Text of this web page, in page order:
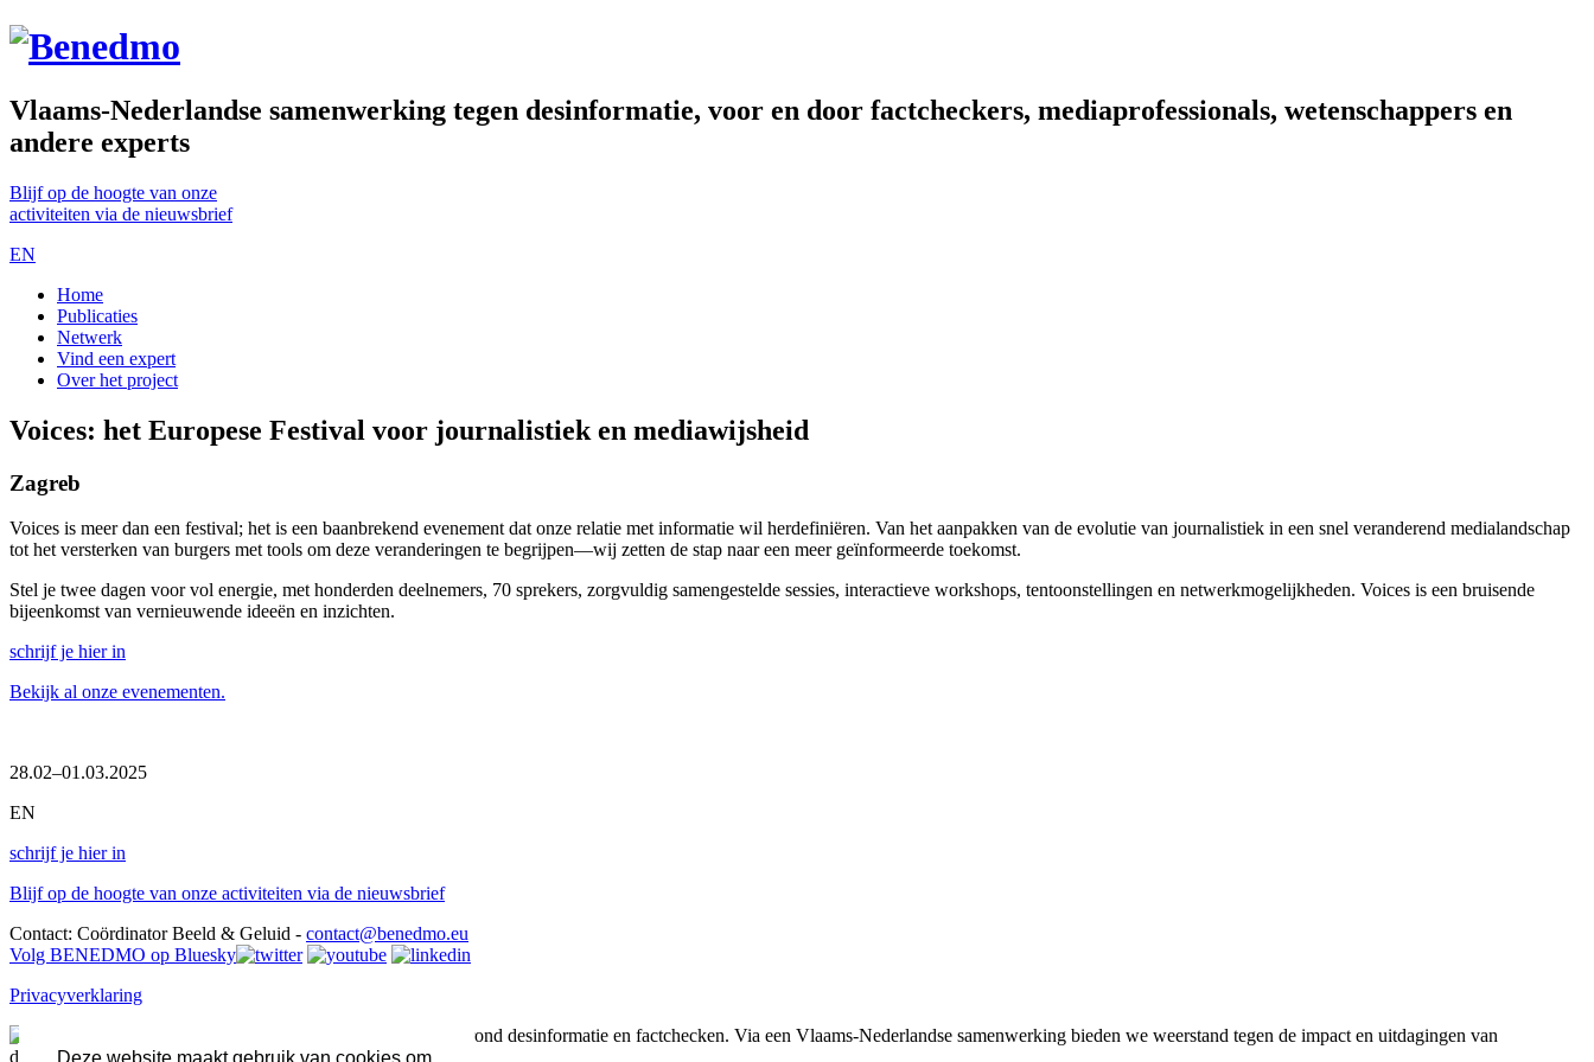
Vlaams-Nederlandse samenwerking tegen desinformatie, voor en door factcheckers, mediaprofessionals, wetenschappers en
andere experts
Blijf op de hoogte van onze
activiteiten via de nieuwsbrief
EN
Home
Publicaties
Netwerk
Vind een expert
Over het project
Voices: het Europese Festival voor journalistiek en mediawijsheid
Zagreb
Voices is meer dan een festival; het is een baanbrekend evenement dat onze relatie met informatie wil herdefiniëren. Van het aanpakken van de evolutie van journalistiek in een snel veranderend medialandschap
tot het versterken van burgers met tools om deze veranderingen te begrijpen—wij zetten de stap naar een meer geïnformeerde toekomst.
Stel je twee dagen voor vol energie, met honderden deelnemers, 70 sprekers, zorgvuldig samengestelde sessies, interactieve workshops, tentoonstellingen en netwerkmogelijkheden. Voices is een bruisende
bijeenkomst van vernieuwende ideeën en inzichten.
schrijf je hier in
Bekijk al onze evenementen.
28.02–01.03.2025
EN
schrijf je hier in
Blijf op de hoogte van onze activiteiten via de nieuwsbrief
Contact: Coördinator Beeld & Geluid - contact@benedmo.eu
Volg BENEDMO op Bluesky
Privacyverklaring
BENEDMO brengt een expertisenetwerk samen rond desinformatie en factchecken. Via een Vlaams-Nederlandse samenwerking bieden we weerstand tegen de impact en uitdagingen van
desinformatie.